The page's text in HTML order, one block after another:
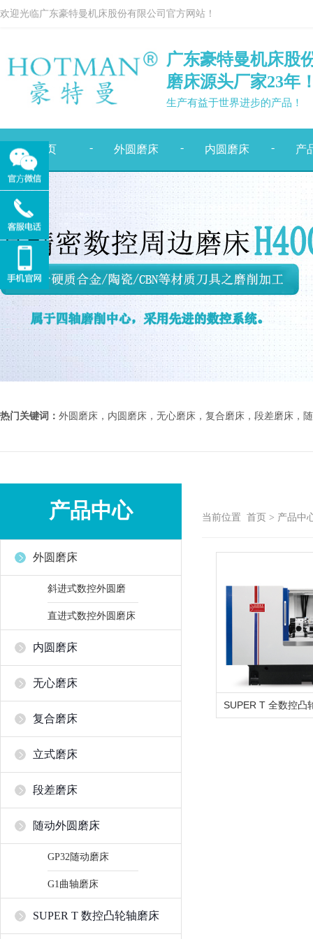
欢迎光临广东豪特曼机床股份有限公司官方网站！
广东豪特曼机床股
磨床源头厂家23年
生产有益于世界进步的产品！
首页 - 外圆磨床 - 内圆磨床 - 产
热门关键词： 外圆磨床，内圆磨床，无心磨床，复合磨床，段差磨床，
产品中心
外圆磨床
斜进式数控外圆磨
直进式数控外圆磨床
内圆磨床
无心磨床
复合磨床
立式磨床
段差磨床
随动外圆磨床
GP32随动磨床
G1曲轴磨床
SUPER T 数控凸轮轴磨床
当前位置 首页 > 产品中
SUPER T 全数控凸